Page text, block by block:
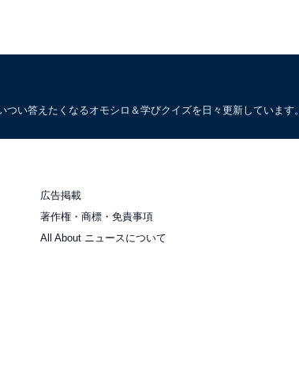
い答えたくなるオモシロ＆学びクイズを日々更新しています。
広告掲載
著作権・商標・免責事項
All About ニュースについて